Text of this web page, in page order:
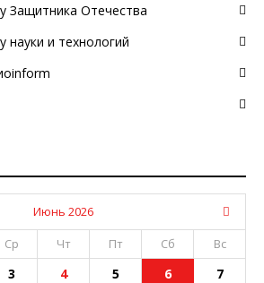
Защитника Отечества
науки и технологий
Июнь 2026
Ср Чт Пт Сб Вс
3 4 5 6
7